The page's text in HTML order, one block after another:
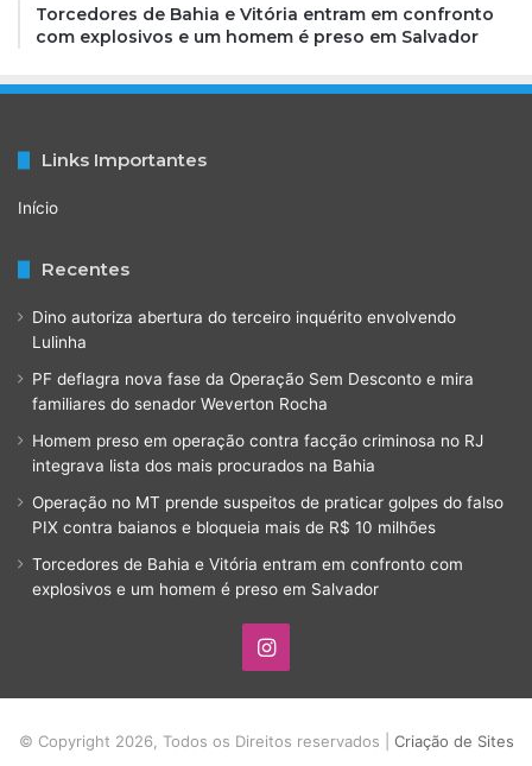
Torcedores de Bahia e Vitória entram em confronto
com explosivos e um homem é preso em Salvador
Links Importantes
Início
Recentes
Dino autoriza abertura do terceiro inquérito envolvendo
Lulinha
PF deflagra nova fase da Operação Sem Desconto e mira
familiares do senador Weverton Rocha
Homem preso em operação contra facção criminosa no RJ
integrava lista dos mais procurados na Bahia
Operação no MT prende suspeitos de praticar golpes do falso
PIX contra baianos e bloqueia mais de R$ 10 milhões
Torcedores de Bahia e Vitória entram em confronto com
explosivos e um homem é preso em Salvador
Instagram
© Copyright 2026, Todos os Direitos reservados | Criação de Sites